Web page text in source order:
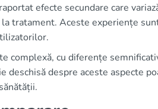
efecte secundare care
tratament. Aceste experiențe
complexă, cu diferențe
despre aceste aspecte